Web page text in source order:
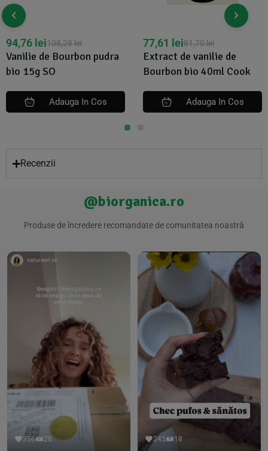
Vanilie de Bourbon pudra
bio 15g SO
108,28lei
94,76 lei
Adauga In Cos
Extract de vanilie de
Bourbon bio 40ml Cook
81,70lei
77,61 lei
Adauga In Cos
Recenzii
@biorganica.ro
Produse de încredere recomandate de comunitatea noastră
356 28 245 18